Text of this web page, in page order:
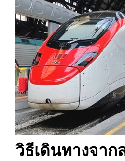
วิธีเดินทางจาก